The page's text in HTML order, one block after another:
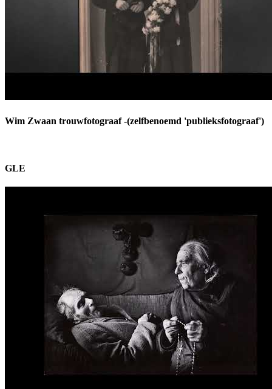
Wim Zwaan trouwfotograaf -(zelfbenoemd 'publieksfotograaf')
GLE